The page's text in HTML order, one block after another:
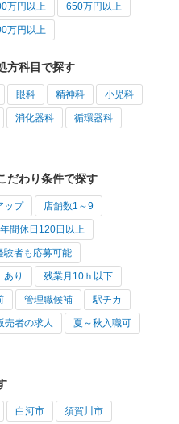
万円以上 650万円以上
万円以上
方科目で探す
眼科 精神科 小児科
消化器科 循環器科
だわり条件で探す
ップ 店舗数1～9
年間休日120日以上
験者も応募可能
あり 残業月10ｈ以下
管理職候補 駅チカ
売者の求人 夏～秋入職可
白河市 須賀川市